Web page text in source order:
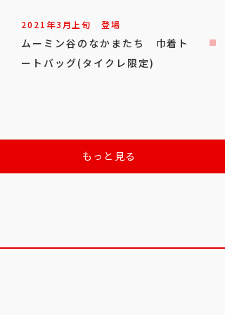
2021年3月上旬 登場
ムーミン谷のなかまたち 巾着ト
ートバッグ(タイクレ限定)
もっと見る